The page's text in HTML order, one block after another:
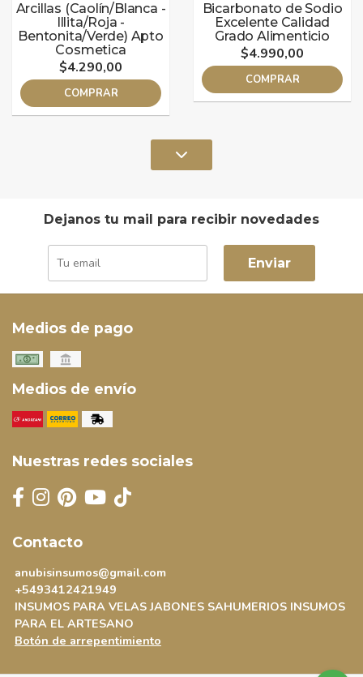
Arcillas (Caolín/Blanca -
Illita/Roja -
Bentonita/Verde) Apto
Cosmetica
$4.290,00
COMPRAR
Bicarbonato de Sodio
Excelente Calidad
Grado Alimenticio
$4.990,00
COMPRAR
Dejanos tu mail para recibir novedades
Enviar
Medios de pago
Medios de envío
Nuestras redes sociales
Contacto
anubisinsumos@gmail.com
+5493412421949
INSUMOS PARA VELAS JABONES SAHUMERIOS INSUMOS
PARA EL ARTESANO
Botón de arrepentimiento